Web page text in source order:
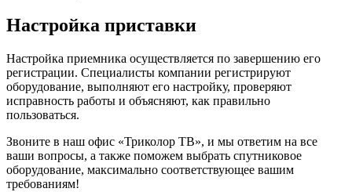
Настройка приставки
Настройка приемника осуществляется по завершению его
регистрации. Специалисты компании регистрируют
оборудование, выполняют его настройку, проверяют
исправность работы и объясняют, как правильно
пользоваться.
Звоните в наш офис «Триколор ТВ», и мы ответим на все
ваши вопросы, а также поможем выбрать спутниковое
оборудование, максимально соответствующее вашим
требованиям!